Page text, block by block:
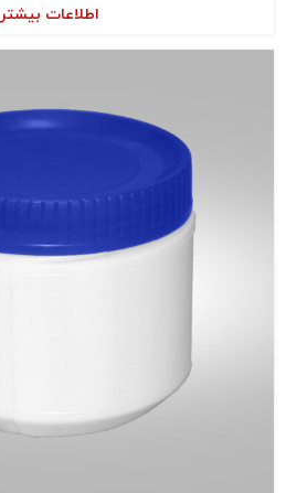
اطلاعات بیشتر